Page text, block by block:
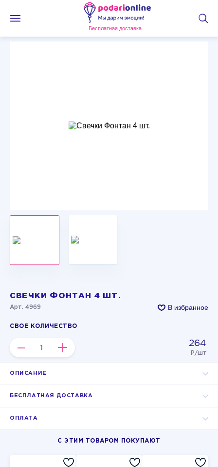
Бесплатная доставка
СВЕЧКИ ФОНТАН 4 ШТ.
Арт. 4969 В избранное
СВОЕ КОЛИЧЕСТВО
– + 264
Р/шт
ОПИСАНИЕ
БЕСПЛАТНАЯ ДОСТАВКА
ОПЛАТА
С ЭТИМ ТОВАРОМ ПОКУПАЮТ